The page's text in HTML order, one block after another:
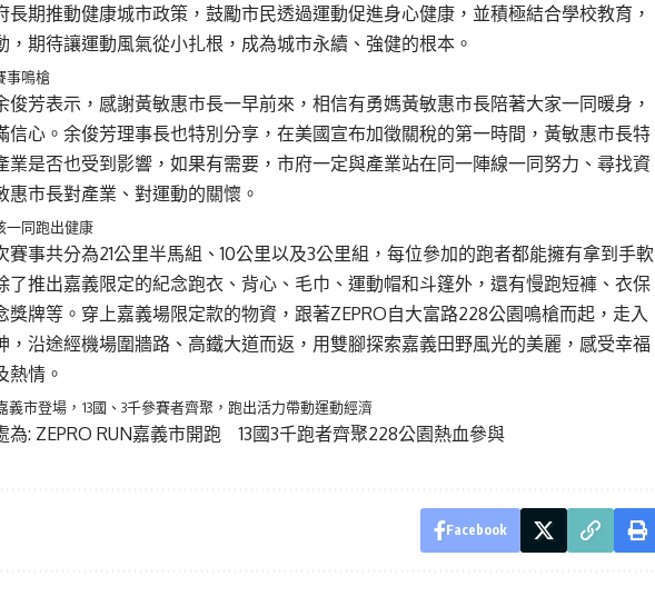
長期推動健康城市政策，鼓勵市民透過運動促進身心健康，並積極結合學校教育，
，期待讓運動風氣從小扎根，成為城市永續、強健的根本。
事鳴槍
俊芳表示，感謝黃敏惠市長一早前來，相信有勇媽黃敏惠市長陪著大家一同暖身，
信心。余俊芳理事長也特別分享，在美國宣布加徵關稅的第一時間，黃敏惠市長特
業是否也受到影響，如果有需要，市府一定與產業站在同一陣線一同努力、尋找資
惠市長對產業、對運動的關懷。
一同跑出健康
賽事共分為21公里半馬組、10公里以及3公里組，每位參加的跑者都能擁有拿到手軟
了推出嘉義限定的紀念跑衣、背心、毛巾、運動帽和斗篷外，還有慢跑短褲、衣保
獎牌等。穿上嘉義場限定款的物資，跟著ZEPRO自大富路228公園鳴槍而起，走入
，沿途經機場圍牆路、高鐵大道而返，用雙腳探索嘉義田野風光的美麗，感受幸福
熱情。
嘉義市登場，13國、3千參賽者齊聚，跑出活力帶動運動經濟
為: ZEPRO RUN嘉義市開跑 13國3千跑者齊聚228公園熱血參與
Facebook